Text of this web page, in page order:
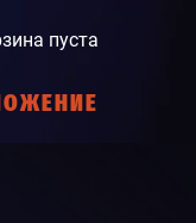
пуста